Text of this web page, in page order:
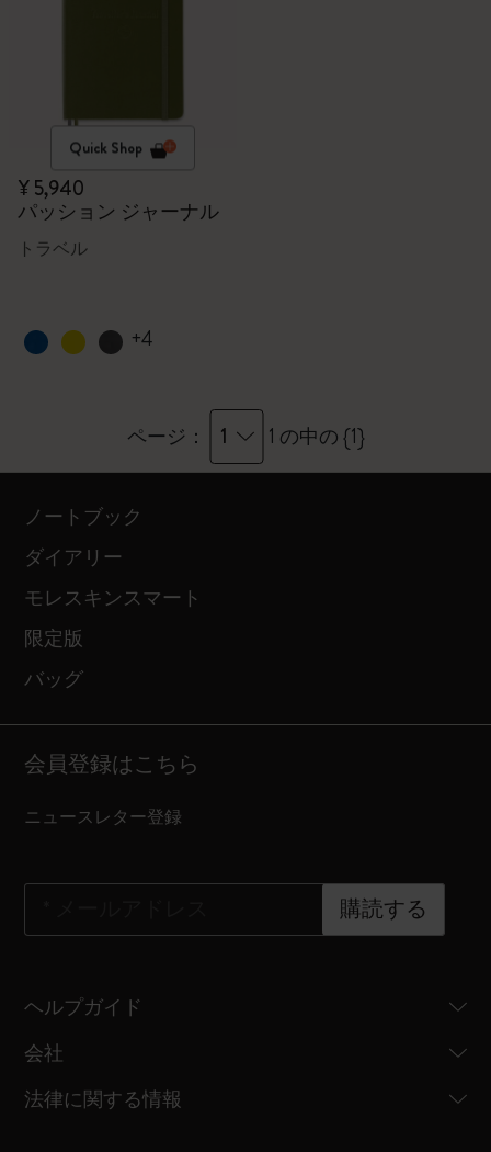
Quick Shop
¥ 5,940
パッション ジャーナル
トラベル
+4
ページ： 1 1 の中の {1}
ノートブック
ダイアリー
モレスキンスマート
限定版
バッグ
会員登録はこちら
ニュースレター登録
購読する
ヘルプガイド
会社
法律に関する情報